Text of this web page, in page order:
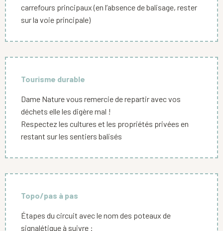
carrefours principaux (en l’absence de balisage, rester
sur la voie principale)
Tourisme durable
Dame Nature vous remercie de repartir avec vos
déchets elle les digère mal !
Respectez les cultures et les propriétés privées en
restant sur les sentiers balisés
Topo/pas à pas
Étapes du circuit avec le nom des poteaux de
signalétique à suivre :